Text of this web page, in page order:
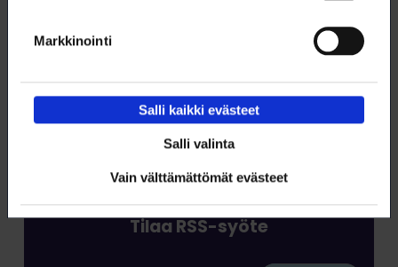
Markkinointi
Salli kaikki evästeet
Salli valinta
Vain välttämättömät evästeet
Tilaa RSS-syöte